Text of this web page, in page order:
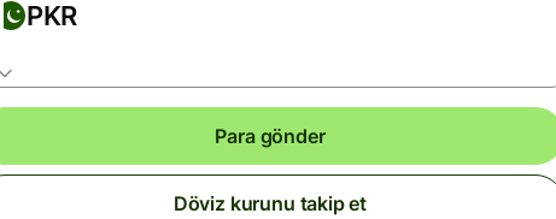
PKR
Para gönder
Döviz kurunu takip et